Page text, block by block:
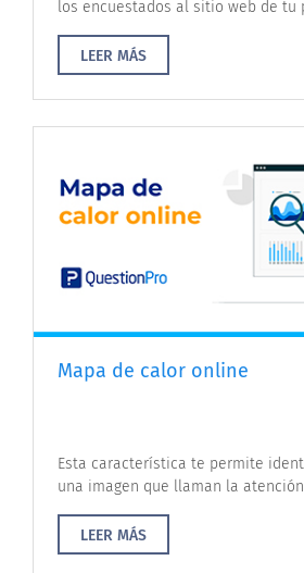
los encuestados al sitio web de tu
LEER MÁS
Mapa de calor online
Esta característica te permite
una imagen que llaman la
LEER MÁS